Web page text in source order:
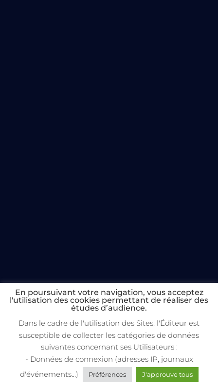
En poursuivant votre navigation, vous acceptez
l'utilisation des cookies permettant de réaliser des
études d’audience.
Dans le cadre de l'utilisation des Sites, l'Éditeur est
susceptible de collecter les catégories de données
suivantes concernant ses Utilisateurs :
- Données de connexion (adresses IP, journaux
d'événements...)
Préférences J'approuve tous